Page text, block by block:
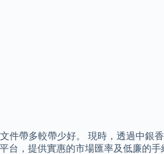
帶多較帶少好。 現時，透過中銀
，提供實惠的市場匯率及低廉的